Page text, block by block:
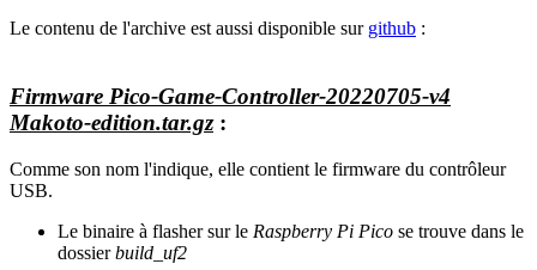
Le contenu de l'archive est aussi disponible sur github :
Firmware Pico-Game-Controller-20220705-v4
Makoto-edition.tar.gz:
Comme son nom l'indique, elle contient le firmware du contrôleur
USB.
Le binaire à flasher sur le Raspberry Pi Pico se trouve dans le
dossierbuild_uf2